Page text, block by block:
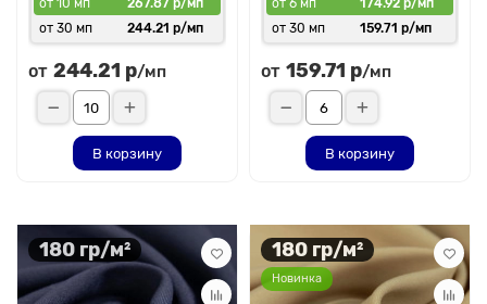
от 10 мп
267.87 р/мп
от 30 мп
244.21 р/мп
от 244.21 р/мп
В корзину
от 6 мп
174.92 р/мп
от 30 мп
159.71 р/мп
от 159.71 р/мп
В корзину
180 гр/м² 180 гр/м²
Новинка